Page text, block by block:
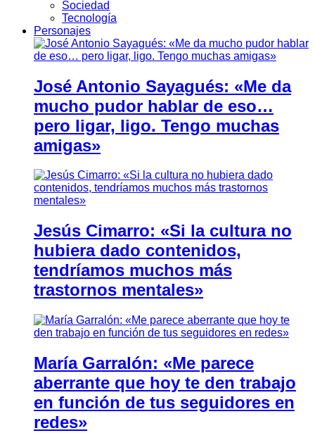
Sociedad
Tecnología
Personajes
José Antonio Sayagués: «Me da
mucho pudor hablar de eso…
pero ligar, ligo. Tengo muchas
amigas»
Jesús Cimarro: «Si la cultura no
hubiera dado contenidos,
tendríamos muchos más
trastornos mentales»
María Garralón: «Me parece
aberrante que hoy te den trabajo
en función de tus seguidores en
redes»